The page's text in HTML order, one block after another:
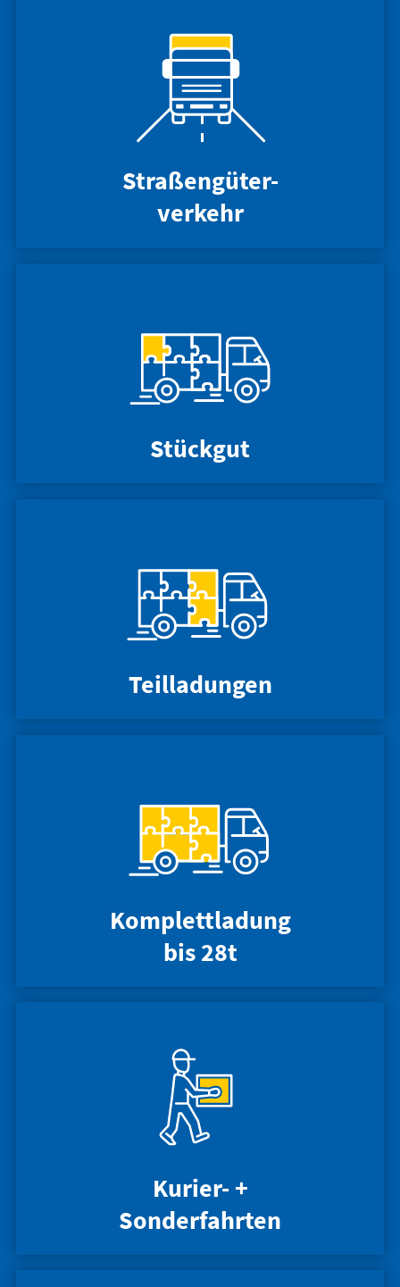
Straßengüter-
verkehr
Stückgut
Teilladungen
Komplettladung
bis 28t
Kurier- +
Sonderfahrten